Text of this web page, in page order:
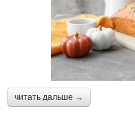
читать дальше →